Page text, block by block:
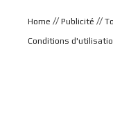
Home // Publicité //
Conditions